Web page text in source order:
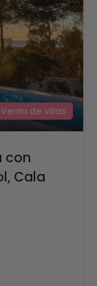
Venta de villas
con
Cala